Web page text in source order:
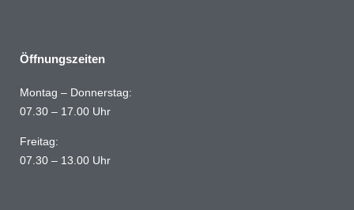
Öffnungszeiten
Montag – Donnerstag:
07.30 – 17.00 Uhr
Freitag:
07.30 – 13.00 Uhr